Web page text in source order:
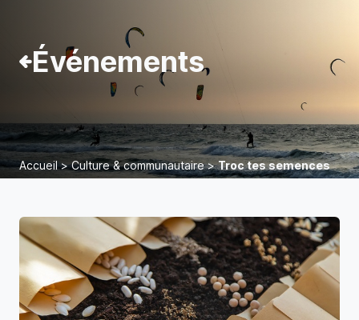
Événements
Accueil>Culture & communautaire>Troc tes semences